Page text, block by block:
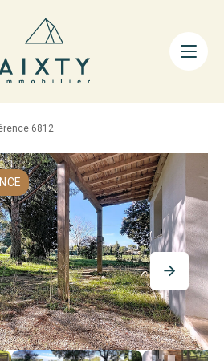
ACHETER
LA MÉTHODE
AIXTY & VOUS
Nos Agences
Nos Équipes
Nos Tarifs
Biens Vendus
City Guide
6812